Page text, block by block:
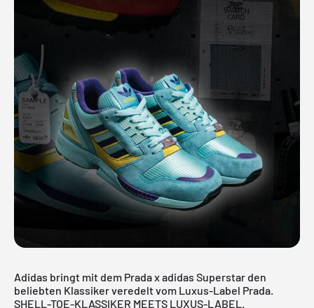
Adidas bringt mit dem Prada x adidas Superstar den
beliebten Klassiker veredelt vom Luxus-Label Prada.
SHELL-TOE-KLASSIKER MEETS LUXUS-LABEL.